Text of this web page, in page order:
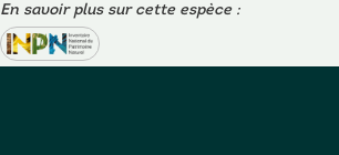
En savoir plus sur cette espèce :